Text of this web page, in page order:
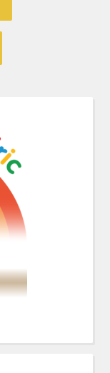
post:
Post: